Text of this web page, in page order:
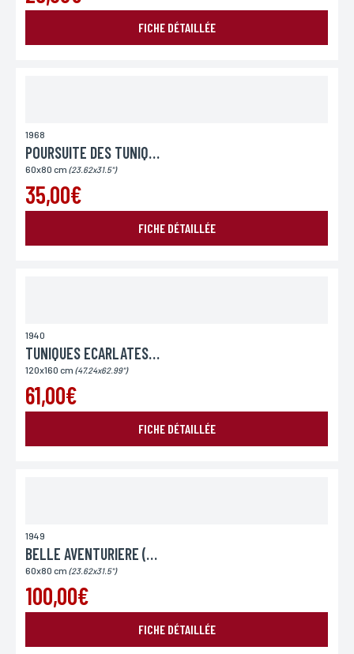
FICHE DÉTAILLÉE
1968
POURSUITE DES TUNIQUES BLEUES
60x80 cm (23.62x31.5")
35,00€
FICHE DÉTAILLÉE
1940
TUNIQUES ECARLATES (LES)
120x160 cm (47.24x62.99")
61,00€
FICHE DÉTAILLÉE
1949
BELLE AVENTURIERE (LA)
60x80 cm (23.62x31.5")
100,00€
FICHE DÉTAILLÉE